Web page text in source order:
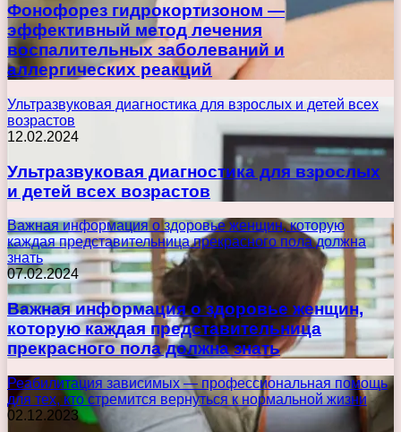
Фонофорез гидрокортизоном —
эффективный метод лечения
воспалительных заболеваний и
аллергических реакций
Ультразвуковая диагностика для взрослых и детей всех
возрастов
12.02.2024
Ультразвуковая диагностика для взрослых
и детей всех возрастов
Важная информация о здоровье женщин, которую
каждая представительница прекрасного пола должна
знать
07.02.2024
Важная информация о здоровье женщин,
которую каждая представительница
прекрасного пола должна знать
Реабилитация зависимых — профессиональная помощь
для тех, кто стремится вернуться к нормальной жизни
02.12.2023